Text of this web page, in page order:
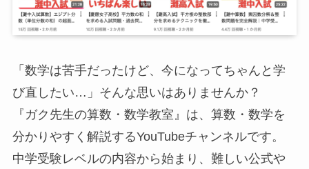
「数学は苦手だったけど、今になってちゃんと学
び直したい…」そんな思いはありませんか？
『ガク先生の算数・数学教室』は、算数・数学を
分かりやすく解説するYouTubeチャンネルです。
中学受験レベルの内容から始まり、難しい公式や